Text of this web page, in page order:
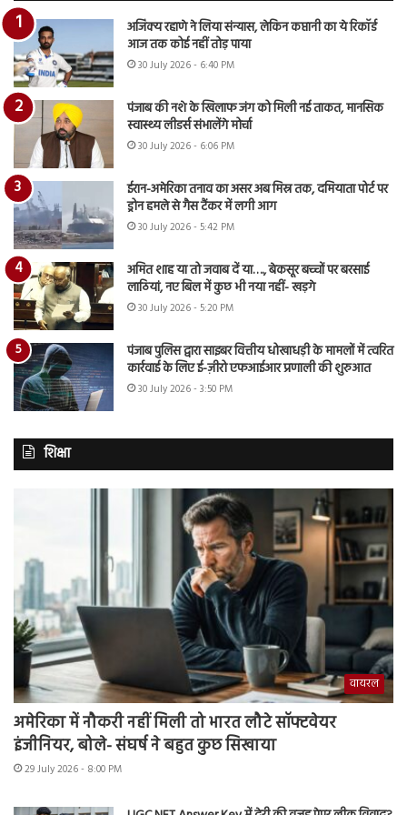
अजिंक्य रहाणे ने लिया संन्यास, लेकिन कप्तानी का ये रिकॉर्ड
आज तक कोई नहीं तोड़ पाया
30 July 2026 - 6:40 PM
पंजाब की नशे के खिलाफ जंग को मिली नई ताकत, मानसिक
स्वास्थ्य लीडर्स संभालेंगे मोर्चा
30 July 2026 - 6:06 PM
ईरान-अमेरिका तनाव का असर अब मिस्र तक, दमियाता पोर्ट पर
ड्रोन हमले से गैस टैंकर में लगी आग
30 July 2026 - 5:42 PM
अमित शाह या तो जवाब दें या…., बेकसूर बच्चों पर बरसाई
लाठियां, नए बिल में कुछ भी नया नहीं- खड़गे
30 July 2026 - 5:20 PM
पंजाब पुलिस द्वारा साइबर वित्तीय धोखाधड़ी के मामलों में त्वरित
कार्रवाई के लिए ई-ज़ीरो एफआईआर प्रणाली की शुरुआत
30 July 2026 - 3:50 PM
शिक्षा
वायरल
अमेरिका में नौकरी नहीं मिली तो भारत लौटे सॉफ्टवेयर
इंजीनियर, बोले- संघर्ष ने बहुत कुछ सिखाया
29 July 2026 - 8:00 PM